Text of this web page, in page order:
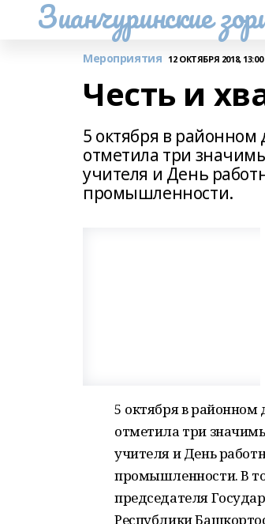
Зианчуринские
Мероприятия 12 ОКТЯБРЯ 2018, 13:00
Честь и
5 октября в районном
отметила три
учителя и День
промышленности.
5 октября в районном
отметила три
учителя и День
промышленности. В
председателя
Республики